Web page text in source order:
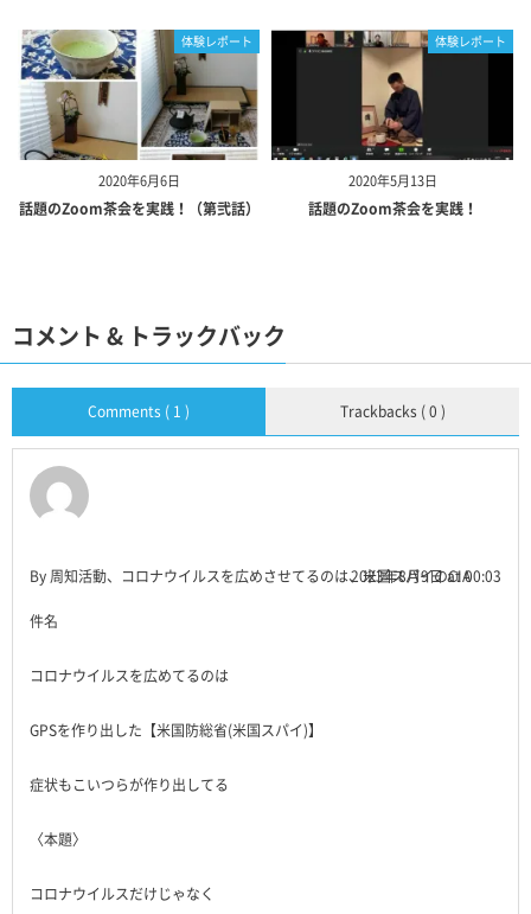
2020年6月6日
体験レポート
話題のZoom茶会を実践！（第弐話）
2020年5月13日
体験レポート
話題のZoom茶会を実践！
コメント & トラックバック
Comments ( 1 ) Trackbacks ( 0 )
By 周知活動、コロナウイルスを広めさせてるのは、米国スパイのCIA
2023年8月9日 at 00:03
件名
コロナウイルスを広めてるのは
GPSを作り出した【米国防総省(米国スパイ)】
症状もこいつらが作り出してる
〈本題〉
コロナウイルスだけじゃなく